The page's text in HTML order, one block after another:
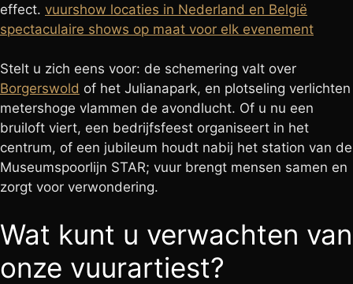
effect. vuurshow locaties in Nederland en België
spectaculaire shows op maat voor elk evenement
Stelt u zich eens voor: de schemering valt over
Borgerswold of het Julianapark, en plotseling verlichten
metershoge vlammen de avondlucht. Of u nu een
bruiloft viert, een bedrijfsfeest organiseert in het
centrum, of een jubileum houdt nabij het station van de
Museumspoorlijn STAR; vuur brengt mensen samen en
zorgt voor verwondering.
Wat kunt u verwachten van
onze vuurartiest?